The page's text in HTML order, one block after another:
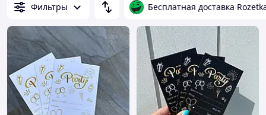
Фильтры Бесплатная доставка